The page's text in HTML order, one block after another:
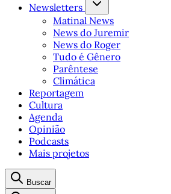
Newsletters
Matinal News
News do Juremir
News do Roger
Tudo é Gênero
Parêntese
Climática
Reportagem
Cultura
Agenda
Opinião
Podcasts
Mais projetos
Buscar